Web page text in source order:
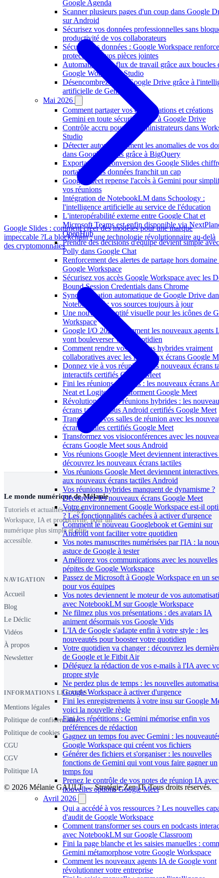
Google Agenda
Scanner plusieurs pages d'un coup dans Google
sur Android
Sécurisez vos données professionnelles sans
productivité de vos collaborateurs
Sécurité des données : Google Workspace
protection de vos pièces jointes
Automatisez vos flux de travail grâce aux boucles
Google Workspace Studio
Désencombrez votre Google Drive grâce à
artificielle de Gemini
Mai 2026
Comment partager vos conversations et créations
Gemini en toute sécurité grâce à Google Drive
Contrôle accru pour les administrateurs dans
Studio
Détecter automatiquement les anomalies de vos
dans Google Sheets grâce à BigQuery
Exportation et conversion des Google Slides
portabilité des données franchit un cap
Google Meet repense l'accès à Gemini pour
vos réunions
Intégration de NotebookLM dans Schoology :
l'intelligence artificielle au service de l'éducation
L'interopérabilité externe entre Google Chat et
Microsoft Teams est enfin disponible via
OpenHub
Prendre des décisions d'équipe devient simple avec
Polly dans Google Chat
Renforcement des alertes de partage hors domaine
Google Workspace
Sécurisez vos accès Google Workspace avec les
Bound Session Credentials dans Chrome
Synchronisation automatique de Google Drive
NotebookLM : vos sources toujours à jour
Une nouvelle identité visuelle pour les icônes de
Workspace
Google I/O 2026 : comment les nouveaux agents
vont bouleverser votre quotidien
Comment rendre vos réunions hybrides vraiment
collaboratives avec les nouveaux écrans Google
Donnez vie à vos réunions : les nouveaux écrans
interactifs certifiés Google Meet
Fini les réunions passives : les nouveaux écrans
Neat et Logitech transforment Google Meet
Révolutionnez vos réunions hybrides : les
écrans tactiles sous Android certifiés Google Meet
Transformez vos salles de réunion avec les
écrans tactiles certifiés Google Meet
Transformez vos visioconférences avec les
écrans Google Meet sous Android
Vos réunions Google Meet deviennent interactives
découvrez les nouveaux écrans tactiles
Vos réunions Google Meet deviennent interactives
aux nouveaux écrans tactiles Android
Vos réunions hybrides manquent de dynamisme ?
Découvrez les nouveaux écrans Google Meet
Votre environnement Google Workspace est-il
? Les fonctionnalités cachées à activer d'urgence
Comment le nouveau Googlebook et Gemini sur
Android vont faciliter votre quotidien
Vos notes manuscrites numérisées par l'IA : la
astuce de Google à tester
Améliorez vos communications avec les nouvelles
pépites de Google Workspace
Passez de Microsoft à Google Workspace en un
pour vos équipes
Vos notes deviennent le moteur de vos
avec NotebookLM sur Google Workspace
Ne filmez plus vos présentations : des avatars IA
animent désormais vos Google Vids
L'IA de Google s'adapte enfin à votre style : les
nouveautés pour booster votre quotidien
Votre quotidien va changer : découvrez les
de Google et le Fitbit Air
Déléguez la rédaction de vos e-mails à l'IA avec
propre style
Ne perdez plus de temps : les nouvelles
Google Workspace à activer d'urgence
Fini les enregistrements à votre insu sur Google
voici la nouvelle règle
Fini les répétitions : Gemini mémorise enfin vos
préférences de rédaction
Gagnez un temps fou avec Gemini : les
Google Workspace qui créent vos fichiers
Générer des fichiers et s'organiser : les nouvelles
fonctions de Gemini qui vont vous faire gagner un
temps fou
Prenez le contrôle de vos notes de réunion IA
nouvelles options Google Meet
Avril 2026
Qui a accédé à vos ressources ? Les nouvelles
d'audit de Google Workspace
Comment transformer ses cours en podcasts
avec NotebookLM sur Google Classroom
Fini la page blanche et les saisies manuelles :
Gemini métamorphose votre Google Workspace
Comment les nouveaux agents IA de Google vont
révolutionner votre entreprise
Google Slides : comment créer des modèles pour une marque
impeccable ?La blockchain : une technologie révolutionnaire au-delà
des cryptomonnaies
Le monde numérique de Mélanie
Tutoriels et actualités Google
Workspace, IA et productivité, pour un
numérique plus simple et plus
accessible.
NAVIGATION
Accueil
Blog
Le Déclic
Vidéos
À propos
Newsletter
INFORMATIONS LÉGALES
Mentions légales
Politique de confidentialité
Politique de cookies
CGU
CGV
Politique IA
© 2026 Mélanie GAULT — Stratégie Zen IT. Tous droits réservés.